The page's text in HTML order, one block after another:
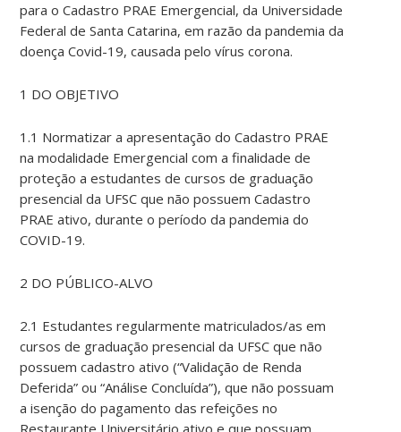
para o Cadastro PRAE Emergencial, da Universidade
Federal de Santa Catarina, em razão da pandemia da
doença Covid-19, causada pelo vírus corona.
1 DO OBJETIVO
1.1 Normatizar a apresentação do Cadastro PRAE
na modalidade Emergencial com a finalidade de
proteção a estudantes de cursos de graduação
presencial da UFSC que não possuem Cadastro
PRAE ativo, durante o período da pandemia do
COVID-19.
2 DO PÚBLICO-ALVO
2.1 Estudantes regularmente matriculados/as em
cursos de graduação presencial da UFSC que não
possuem cadastro ativo (“Validação de Renda
Deferida” ou “Análise Concluída”), que não possuam
a isenção do pagamento das refeições no